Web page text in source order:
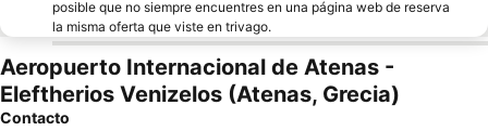
posible que no siempre encuentres en una página web de reserva
la misma oferta que viste en trivago.
Aeropuerto Internacional de Atenas -
Eleftherios Venizelos (Atenas, Grecia)
Contacto